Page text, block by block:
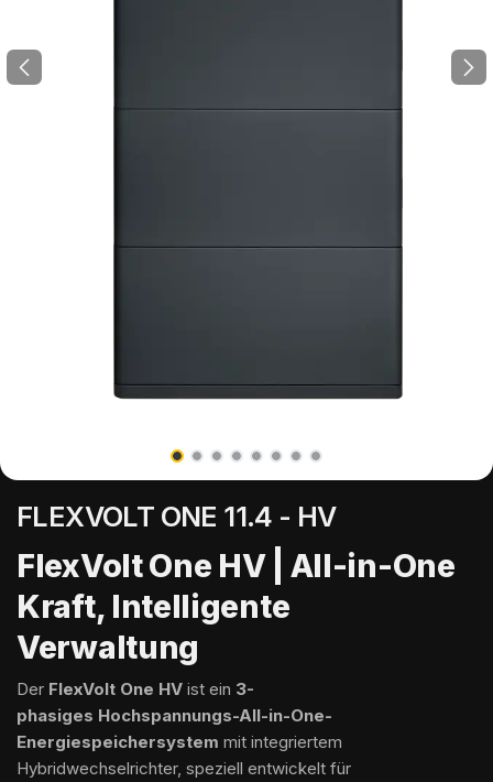
FLEXVOLT ONE 11.4 - HV
FlexVolt One HV | All-in-One
Kraft, Intelligente
Verwaltung
Der FlexVolt One HV ist ein 3-
phasiges Hochspannungs-All-in-One-
Energiespeichersystem mit integriertem
Hybridwechselrichter, speziell entwickelt für